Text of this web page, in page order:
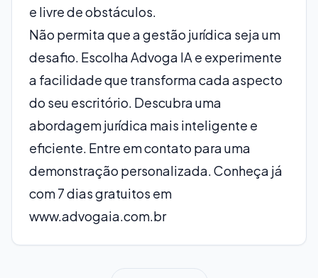
e livre de obstáculos.
Não permita que a gestão jurídica seja um
desafio. Escolha Advoga IA e experimente
a facilidade que transforma cada aspecto
do seu escritório. Descubra uma
abordagem jurídica mais inteligente e
eficiente. Entre em contato para uma
demonstração personalizada. Conheça já
com 7 dias gratuitos em
www.advogaia.com.br